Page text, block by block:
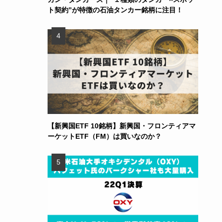
ト契約”が特徴の石油タンカー銘柄に注目！
【新興国ETF 10銘柄】新興国・フロンティアマ
ーケットETF（FM）は買いなのか？